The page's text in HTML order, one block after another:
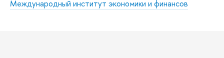
Международный институт экономики и финансов